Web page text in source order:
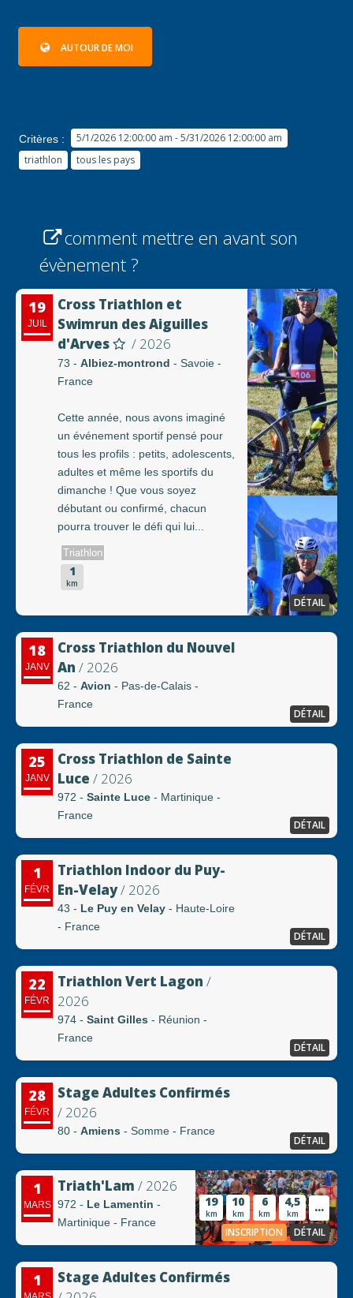
AUTOUR DE MOI
Critères :
5/1/2026 12:00:00 am - 5/31/2026 12:00:00 am
triathlon
tous les pays
comment mettre en avant son
évènement ?
19
JUIL
Cross Triathlon et
Swimrun des Aiguilles
d'Arves
/ 2026
73 - Albiez-montrond - Savoie -
France
Cette année, nous avons imaginé
un événement sportif pensé pour
tous les profils : petits, adolescents,
adultes et même les sportifs du
dimanche ! Que vous soyez
débutant ou confirmé, chacun
pourra trouver le défi qui lui...
Triathlon
1
km
DÉTAIL
18
JANV
Cross Triathlon du Nouvel
An / 2026
62 - Avion - Pas-de-Calais -
France
DÉTAIL
25
JANV
Cross Triathlon de Sainte
Luce / 2026
972 - Sainte Luce - Martinique -
France
DÉTAIL
1
FÉVR
Triathlon Indoor du Puy-
En-Velay/ 2026
43 - Le Puy en Velay - Haute-Loire
- France
DÉTAIL
22
FÉVR
Triathlon Vert Lagon /
2026
974 - Saint Gilles - Réunion -
France
DÉTAIL
28
FÉVR
Stage Adultes Confirmés
/ 2026
80 - Amiens - Somme - France
DÉTAIL
1
MARS
Triath'Lam / 2026
972 - Le Lamentin -
Martinique - France
19
km
10
km
6
km
4,5
km ...
INSCRIPTION DÉTAIL
1
Stage Adultes Confirmés